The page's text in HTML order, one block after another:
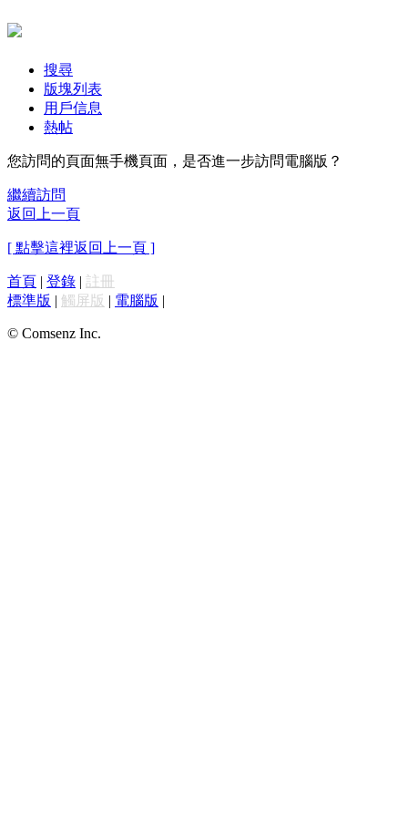
搜尋
版塊列表
用戶信息
熱帖
您訪問的頁面無手機頁面，是否進一步訪問電腦版？
繼續訪問
返回上一頁
[ 點擊這裡返回上一頁 ]
首頁 | 登錄 | 註冊
標準版 | 觸屏版 | 電腦版 |
© Comsenz Inc.